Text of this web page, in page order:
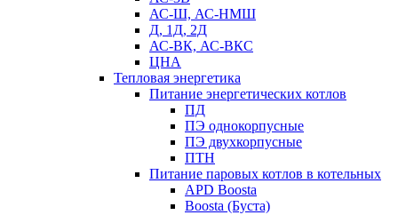
АС-Ш, АС-НМШ
Д, 1Д, 2Д
АС-ВК, АС-ВКС
ЦНА
Тепловая энергетика
Питание энергетических котлов
ПД
ПЭ однокорпусные
ПЭ двухкорпусные
ПТН
Питание паровых котлов в котельных
APD Boosta
Boosta (Буста)